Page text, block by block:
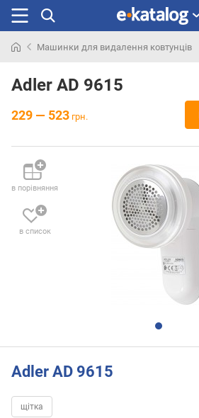
раніше
Машинки для видалення ковтунців
Adler AD 9615
229 — 523 грн.
в порівняння
в список
Adler AD 9615
щітка